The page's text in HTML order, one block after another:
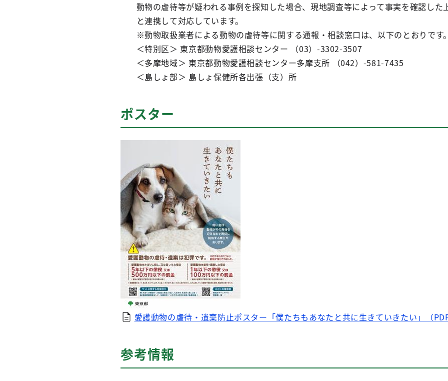
動物の虐待等が疑われる事例を探知した場合、現地調査等によって事実を確認した
と連携して対応しています。
※動物取扱業者による動物の虐待等に関する通報・相談窓口は、以下のとおりです。
＜特別区＞ 東京都動物愛護相談センター （03）-3302-3507
＜多摩地域＞ 東京都動物愛護相談センター多摩支所 （042）-581-7435
＜島しょ部＞ 島しょ保健所各出張（支）所
ポスター
愛護動物の虐待・遺棄防止ポスター「僕たちもあなたと共に生きていきたい」（
参考情報